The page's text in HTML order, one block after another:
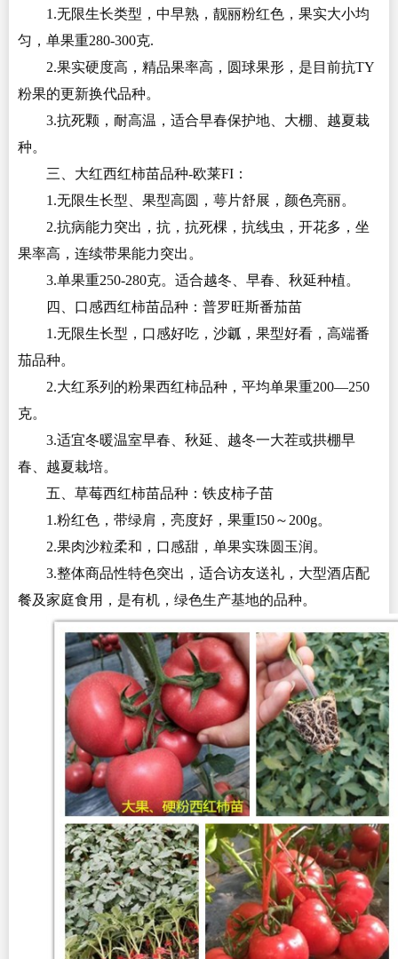
1.无限生长类型，中早熟，靓丽粉红色，果实大小均
匀，单果重280-300克.
2.果实硬度高，精品果率高，圆球果形，是目前抗TY
粉果的更新换代品种。
3.抗死颗，耐高温，适合早春保护地、大棚、越夏栽
种。
三、大红西红柿苗品种-欧莱FI：
1.无限生长型、果型高圆，萼片舒展，颜色亮丽。
2.抗病能力突出，抗，抗死棵，抗线虫，开花多，坐
果率高，连续带果能力突出。
3.单果重250-280克。适合越冬、早春、秋延种植。
四、口感西红柿苗品种：普罗旺斯番茄苗
1.无限生长型，口感好吃，沙瓤，果型好看，高端番
茄品种。
2.大红系列的粉果西红柿品种，平均单果重200—250
克。
3.适宜冬暖温室早春、秋延、越冬一大茬或拱棚早
春、越夏栽培。
五、草莓西红柿苗品种：铁皮柿子苗
1.粉红色，带绿肩，亮度好，果重I50～200g。
2.果肉沙粒柔和，口感甜，单果实珠圆玉润。
3.整体商品性特色突出，适合访友送礼，大型酒店配
餐及家庭食用，是有机，绿色生产基地的品种。